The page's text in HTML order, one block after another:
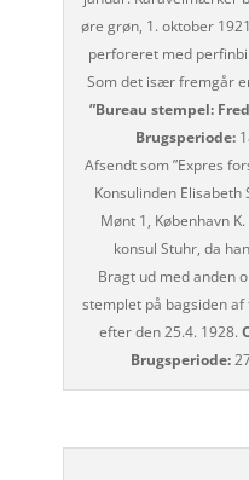
øre grøn, 1. oktober
perforeret med
Som det især fremgår
”Bureau stempel:
Brugsperiode:
Afsendt som ”Expres
Konsulinden
Mønt 1, København
konsul Stuhr, da
Bragt ud med anden
stemplet på bagsiden
efter den 25.4. 1928.
Brugsperiode: